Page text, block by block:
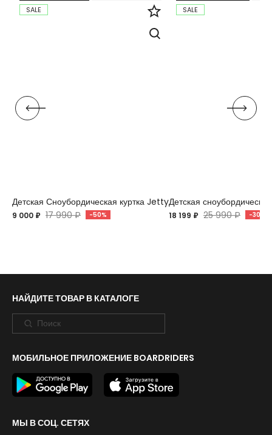
SALE
Детская Сноубордическая куртка Jetty
9 000 ₽ 17 990 ₽ -50%
SALE
Детская
18 199 ₽ 25 990 ₽ -30%
НАЙДИТЕ ТОВАР В КАТАЛОГЕ
МОБИЛЬНОЕ ПРИЛОЖЕНИЕ BOARDRIDERS
МЫ В СОЦ. СЕТЯХ